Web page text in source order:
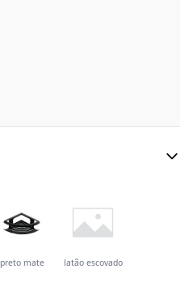
preto mate latão escovado